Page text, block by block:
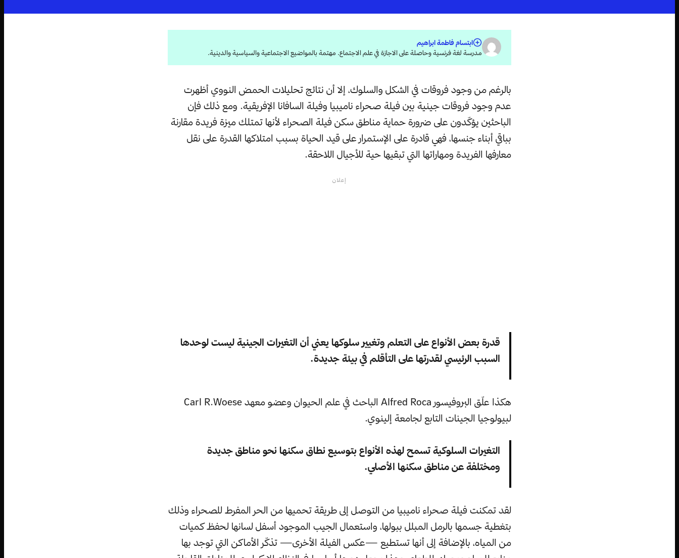
ابتسام فاطمة ابراهيم
مدرسة لغة فرنسية وحاصلة على الاجازة في علم الاجتماع. مهتمة بالمواضيع الاجتماعية والسياسية والدينية.
بالرغم من وجود فروقات في الشكل والسلوك، إلا أن نتائج تحليلات الحمض النووي أظهرت
عدم وجود فروقات جينية بين فيلة صحراء ناميبيا وفيلة السافانا الإفريقية. ومع ذلك فإن
الباحثين يؤكّدون على ضرورة حماية مناطق سكن فيلة الصحراء لأنها تمتلك ميزة فريدة مقارنة
بباقي أبناء جنسها، فهي قادرة على الإستمرار على قيد الحياة بسبب امتلاكها القدرة على نقل
معارفها الفريدة ومهاراتها التي تبقيها حية للأجيال اللاحقة.
إعلان
قدرة بعض الأنواع على التعلم وتغيير سلوكها يعني أن التغيرات الجينية ليست لوحدها
السبب الرئيسي لقدرتها على التأقلم في بيئة جديدة.
هكذا علّق البروفيسور Alfred Roca الباحث في علم الحيوان وعضو معهد Carl R.Woese
لبيولوجيا الجينات التابع لجامعة إلينوي.
التغيرات السلوكية تسمح لهذه الأنواع بتوسيع نطاق سكنها نحو مناطق جديدة
ومختلفة عن مناطق سكنها الأصلي.
لقد تمكنت فيلة صحراء ناميبيا من التوصل إلى طريقة تحميها من الحر المفرط للصحراء وذلك
بتغطية جسمها بالرمل المبلل ببولها، واستعمال الجيب الموجود أسفل لسانها لحفظ كميات
من المياه، بالإضافة إلى أنها تستطيع —عكس الفيلة الأخرى— تذكّر الأماكن التي توجد بها